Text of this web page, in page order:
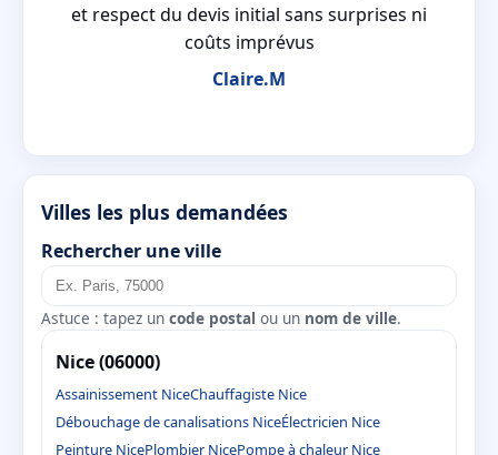
et respect du devis initial sans surprises ni
coûts imprévus
Claire.M
Villes les plus demandées
Rechercher une ville
Astuce : tapez un code postal ou un nom de ville.
Nice (06000)
Assainissement NiceChauffagiste Nice
Débouchage de canalisations NiceÉlectricien Nice
Peinture NicePlombier NicePompe à chaleur Nice